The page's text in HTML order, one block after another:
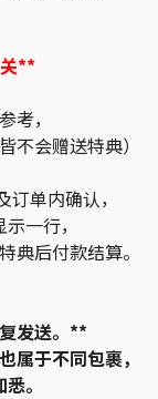
**
考，
不会赠送特典）
单内确认，
一行，
典后付款结算。
发送。**
属于不同包裹，
。